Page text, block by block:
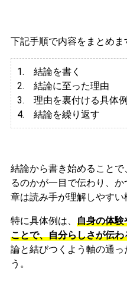
下記手順で内容をまとめま
1. 結論を書く
2. 結論に至った理由
3. 理由を裏付ける具体例
4. 結論を繰り返す
結論から書き始めること
るのかが一目で伝わり、
章は読み手が理解しやすい
特に具体例は、 自身の体験
ことで、自分らしさが伝
論と結びつくよう軸の通
う。